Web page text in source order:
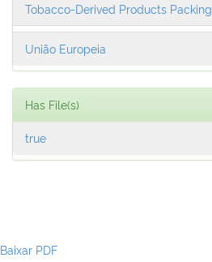
Tobacco-Derived Products Packing
União Europeia
Has File(s)
true
Baixar PDF